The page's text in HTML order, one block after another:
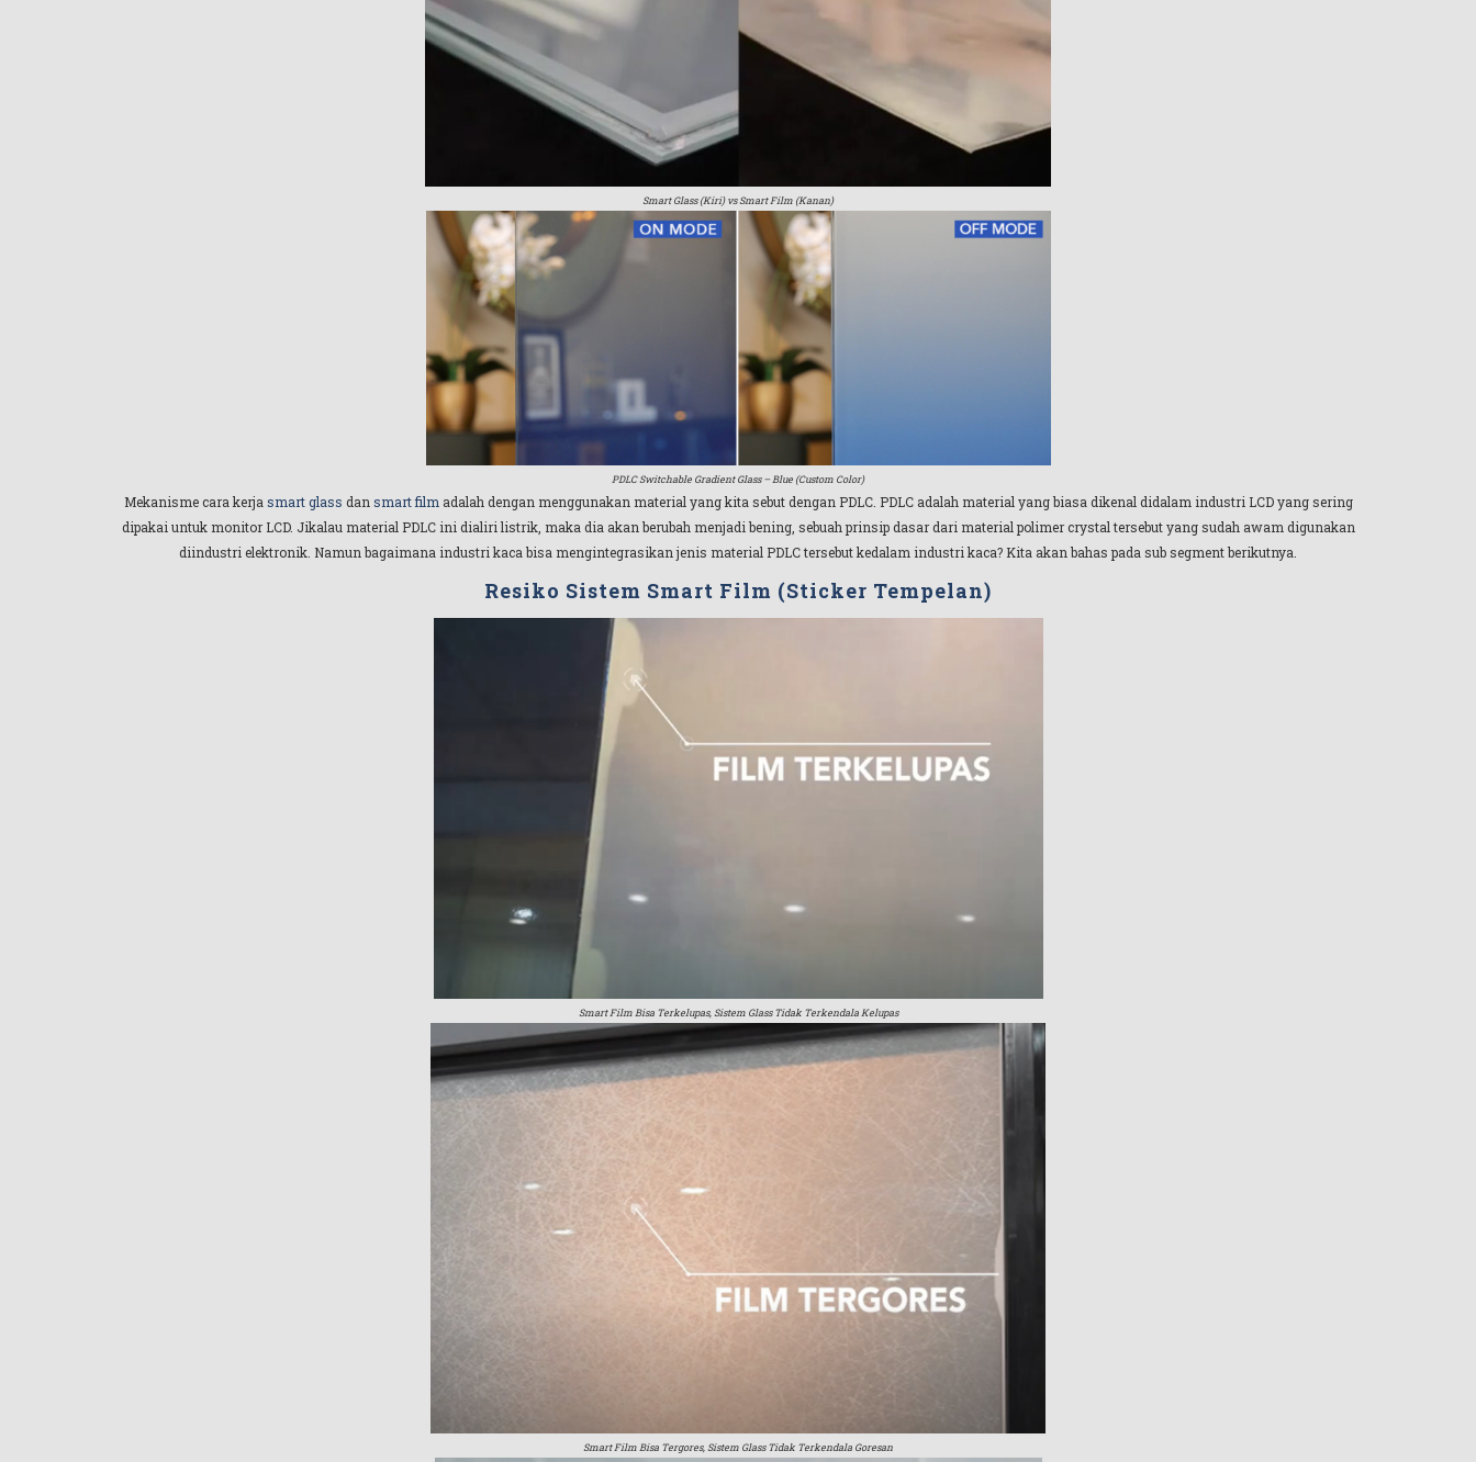
Smart Glass (Kiri) vs Smart Film (Kanan)
PDLC Switchable Gradient Glass – Blue (Custom Color)
Mekanisme cara kerja smart glass dan smart film adalah dengan menggunakan material yang kita sebut dengan PDLC. PDLC adalah material yang biasa dikenal didalam industri LCD yang sering
dipakai untuk monitor LCD. Jikalau material PDLC ini dialiri listrik, maka dia akan berubah menjadi bening, sebuah prinsip dasar dari material polimer crystal tersebut yang sudah awam digunakan
diindustri elektronik. Namun bagaimana industri kaca bisa mengintegrasikan jenis material PDLC tersebut kedalam industri kaca? Kita akan bahas pada sub segment berikutnya.
Resiko Sistem Smart Film (Sticker Tempelan)
Smart Film Bisa Terkelupas, Sistem Glass Tidak Terkendala Kelupas
Smart Film Bisa Tergores, Sistem Glass Tidak Terkendala Goresan